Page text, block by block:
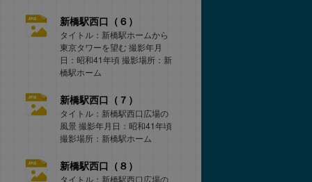
新橋駅西口（６）
タイトル：新橋駅ホームから
東京タワーを望む 撮影年月
日：昭和41年頃 撮影場所：新
橋駅ホーム
新橋駅西口（７）
タイトル：新橋駅西口広場の
風景 撮影年月日：昭和41年頃
撮影場所：新橋駅ホーム
新橋駅西口（８）
タイトル：新橋駅西口広場の